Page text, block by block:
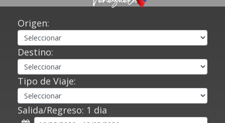
Peru
Origen:
Destino:
Tipo de Viaje:
Salida/Regreso: 1 dia